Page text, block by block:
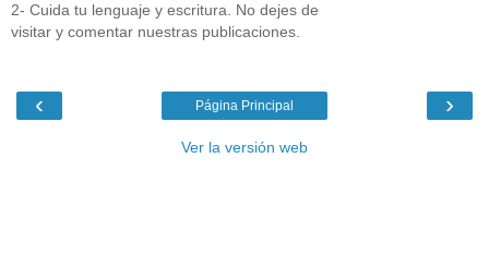
2- Cuida tu lenguaje y escritura. No dejes de
visitar y comentar nuestras publicaciones.
‹ ›
Página Principal
Ver la versión web